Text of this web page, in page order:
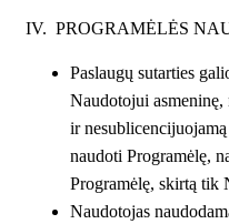
IV. PROGRAMĖLĖS
Paslaugų sutarties
Naudotojui asmeninę,
ir
naudoti Programėlę,
Programėlę, skirtą tik
Naudotojas